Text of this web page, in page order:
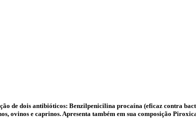
de dois antibióticos: Benzilpenicilina procaína (eficaz contra
ovinos e caprinos. Apresenta também em sua composição